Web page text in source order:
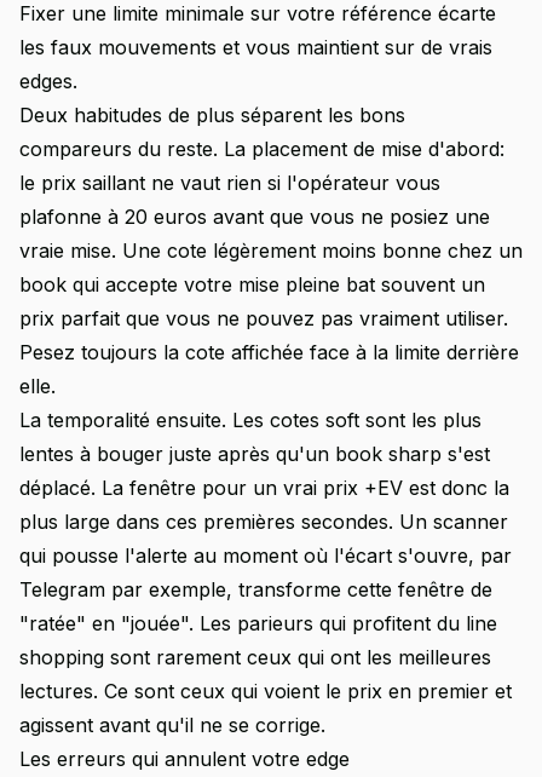
Fixer une limite minimale sur votre référence écarte
les faux mouvements et vous maintient sur de vrais
edges.
Deux habitudes de plus séparent les bons
compareurs du reste. La placement de mise d'abord:
le prix saillant ne vaut rien si l'opérateur vous
plafonne à 20 euros avant que vous ne posiez une
vraie mise. Une cote légèrement moins bonne chez un
book qui accepte votre mise pleine bat souvent un
prix parfait que vous ne pouvez pas vraiment utiliser.
Pesez toujours la cote affichée face à la limite derrière
elle.
La temporalité ensuite. Les cotes soft sont les plus
lentes à bouger juste après qu'un book sharp s'est
déplacé. La fenêtre pour un vrai prix +EV est donc la
plus large dans ces premières secondes. Un scanner
qui pousse l'alerte au moment où l'écart s'ouvre, par
Telegram par exemple, transforme cette fenêtre de
"ratée" en "jouée". Les parieurs qui profitent du line
shopping sont rarement ceux qui ont les meilleures
lectures. Ce sont ceux qui voient le prix en premier et
agissent avant qu'il ne se corrige.
Les erreurs qui annulent votre edge